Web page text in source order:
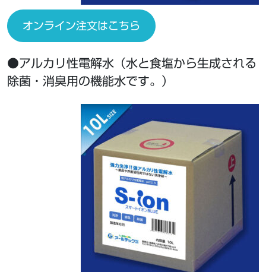
オンライン注文はこちら
●アルカリ性電解水（水と食塩から生成される
除菌・消臭用の機能水です。）